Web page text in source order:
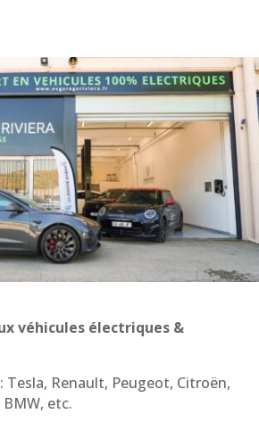
véhicules électriques &
: Tesla, Renault, Peugeot, Citroën,
etc.